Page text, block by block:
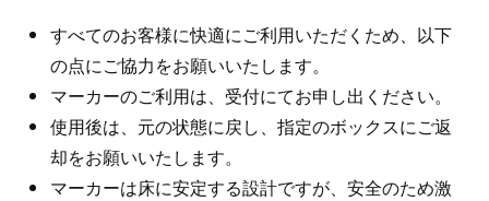
すべてのお客様に快適にご利用いただくため、以下
の点にご協力をお願いいたします。
マーカーのご利用は、受付にてお申し出ください。
使用後は、元の状態に戻し、指定のボックスにご返
却をお願いいたします。
マーカーは床に安定する設計ですが、安全のため激